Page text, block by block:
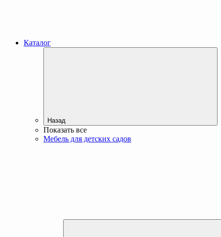
Каталог
Назад
Показать все
Мебель для детских садов